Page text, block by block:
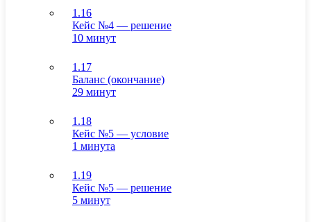
1.16
Кейс №4 — решение
10 минут
1.17
Баланс (окончание)
29 минут
1.18
Кейс №5 — условие
1 минута
1.19
Кейс №5 — решение
5 минут